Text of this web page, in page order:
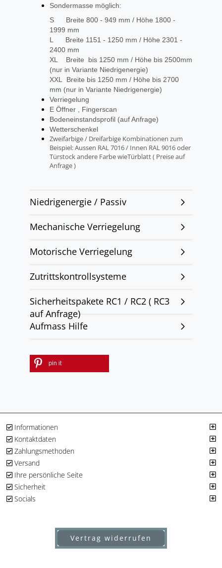
Sondermasse möglich:
S Breite 800 - 949 mm / Höhe 1800 -
1999 mm
L Breite 1151 - 1250 mm / Höhe 2301 -
2400 mm
XL Breite bis 1250 mm / Höhe bis 2500mm
(nur in Variante Niedrigenergie)
XXL Breite bis 1250 mm / Höhe bis 2700
mm (nur in Variante Niedrigenergie)
Verriegelung
E Öffner , Fingerscan
Bodeneinstandsprofil (auf Anfrage)
Wetterschenkel
Zweifarbige / Dreifarbige Kombinationen zum
Beispiel: Aussen RAL 7016 / Innen RAL 9016 oder
Türstock andere Farbe wieTürblatt ( Preise auf
Anfrage )
Niedrigenergie / Passiv
Mechanische Verriegelung
Motorische Verriegelung
Zutrittskontrollsysteme
Sicherheitspakete RC1 / RC2 ( RC3
auf Anfrage)
Aufmass Hilfe
pin it
Informationen
Kontaktdaten
Zahlungsmethoden
Versand
Ihre persönliche Seite
Sicherheit
Socials
Vertrag widerrufen